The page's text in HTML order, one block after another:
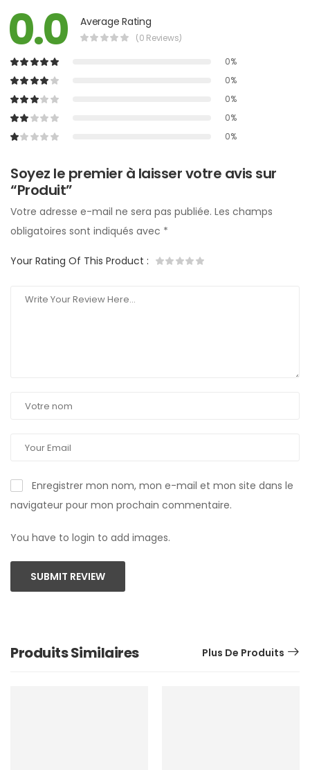
0.0 Average Rating
(0 Reviews)
0%
0%
0%
0%
0%
Soyez le premier à laisser votre avis sur
“Produit”
Votre adresse e-mail ne sera pas publiée. Les champs
obligatoires sont indiqués avec *
Your Rating Of This Product :
Enregistrer mon nom, mon e-mail et mon site dans le
navigateur pour mon prochain commentaire.
You have to login to add images.
SUBMIT REVIEW
Produits Similaires Plus De Produits